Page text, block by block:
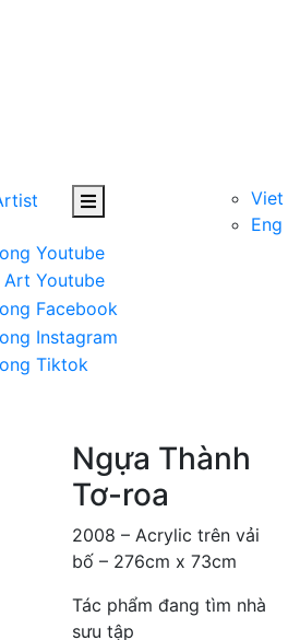
Viet
Eng
Ngựa Thành
Tơ-roa
2008 – Acrylic trên vải
bố – 276cm x 73cm
Tác phẩm đang tìm nhà
sưu tập